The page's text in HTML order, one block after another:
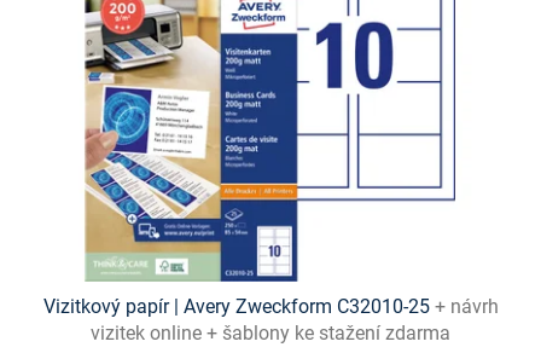
Vizitkový papír | Avery Zweckform C32010-25 + návrh
vizitek online + šablony ke stažení zdarma